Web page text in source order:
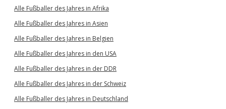
Alle Fußballer des Jahres in Afrika
Alle Fußballer des Jahres in Asien
Alle Fußballer des Jahres in Belgien
Alle Fußballer des Jahres in den USA
Alle Fußballer des Jahres in der DDR
Alle Fußballer des Jahres in der Schweiz
Alle Fußballer des Jahres in Deutschland